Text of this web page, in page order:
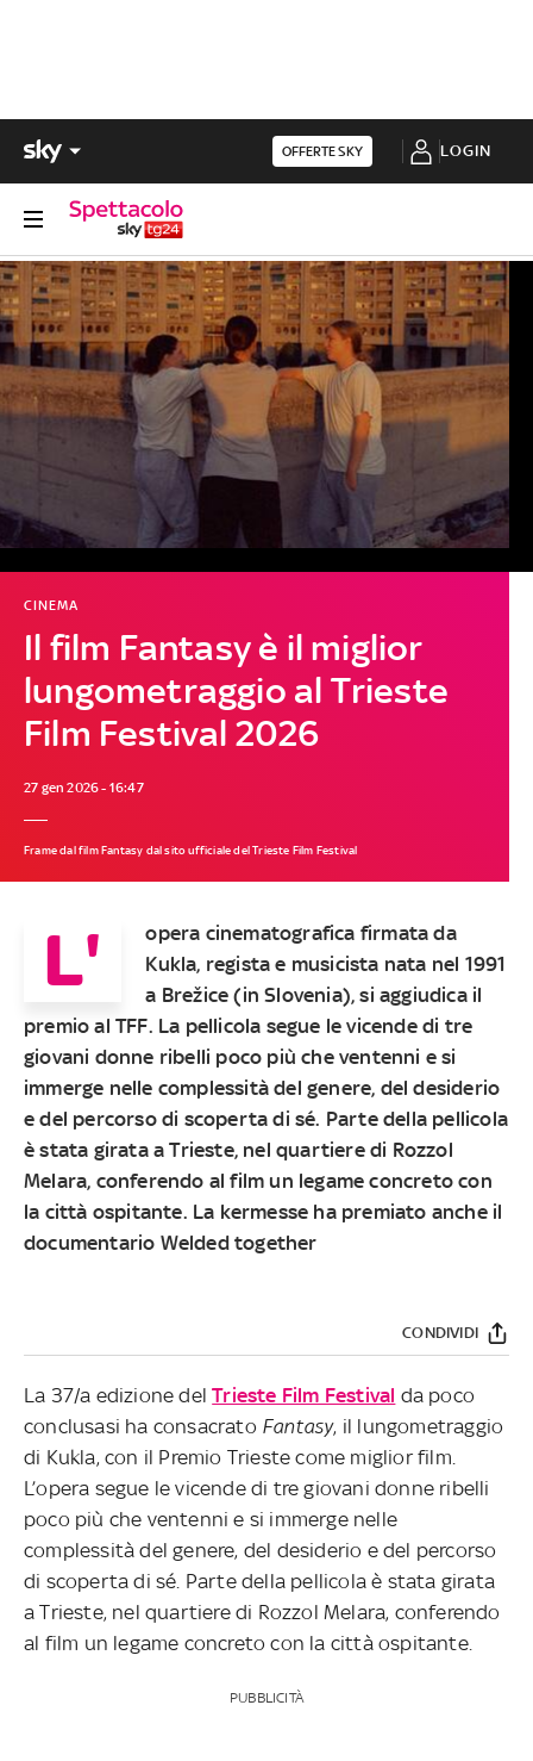
OFFERTE SKY LOGIN
Il film Fantasy è il miglior
lungometraggio al Trieste
Film Festival 2026
CINEMA
27 gen 2026 - 16:47
Frame dal film Fantasy dal sito ufficiale del Trieste Film Festival
L'
opera cinematografica firmata da
Kukla, regista e musicista nata nel 1991
a Brežice (in Slovenia), si aggiudica il
premio al TFF. La pellicola segue le vicende di tre
giovani donne ribelli poco più che ventenni e si
immerge nelle complessità del genere, del desiderio
e del percorso di scoperta di sé. Parte della pellicola
è stata girata a Trieste, nel quartiere di Rozzol
Melara, conferendo al film un legame concreto con
la città ospitante. La kermesse ha premiato anche il
documentario Welded together
CONDIVIDI
La 37/a edizione delTrieste Film Festival da poco
conclusasi ha consacrato Fantasy, il lungometraggio
di Kukla, con il Premio Trieste come miglior film.
L’opera segue le vicende di tre giovani donne ribelli
poco più che ventenni e si immerge nelle
complessità del genere, del desiderio e del percorso
di scoperta di sé. Parte della pellicola è stata girata
a Trieste, nel quartiere di Rozzol Melara, conferendo
al film un legame concreto con la città ospitante.
PUBBLICITÀ